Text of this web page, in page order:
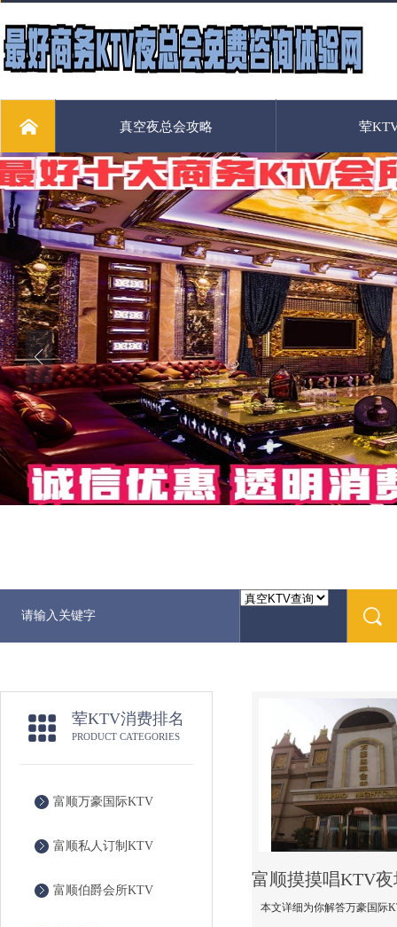
真空夜总会攻略 荤
荤KTV消费排名
PRODUCT CATEGORIES
富顺万豪国际KTV
富顺私人订制KTV
富顺伯爵会所KTV